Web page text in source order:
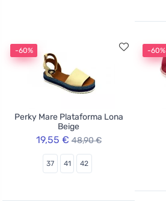
-60%
Perky Mare Plataforma Lona
Beige
19,55 € 48,90 €
37 41 42
-60%